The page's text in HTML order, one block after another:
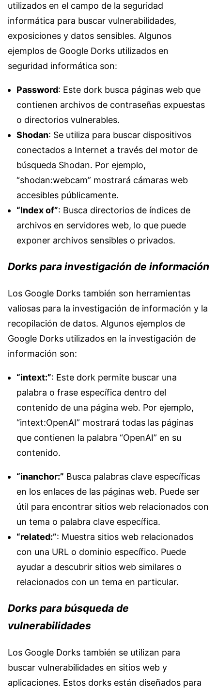
utilizados en el campo de la seguridad
informática para buscar vulnerabilidades,
exposiciones y datos sensibles. Algunos
ejemplos de Google Dorks utilizados en
seguridad informática son:
Password: Este dork busca páginas web que
contienen archivos de contraseñas expuestas
o directorios vulnerables.
Shodan: Se utiliza para buscar dispositivos
conectados a Internet a través del motor de
búsqueda Shodan. Por ejemplo,
“shodan:webcam” mostrará cámaras web
accesibles públicamente.
“Index of”: Busca directorios de índices de
archivos en servidores web, lo que puede
exponer archivos sensibles o privados.
Dorks para investigación de información
Los Google Dorks también son herramientas
valiosas para la investigación de información y la
recopilación de datos. Algunos ejemplos de
Google Dorks utilizados en la investigación de
información son:
“intext:”: Este dork permite buscar una
palabra o frase específica dentro del
contenido de una página web. Por ejemplo,
“intext:OpenAI” mostrará todas las páginas
que contienen la palabra “OpenAI” en su
contenido.
“inanchor:” Busca palabras clave específicas
en los enlaces de las páginas web. Puede ser
útil para encontrar sitios web relacionados con
un tema o palabra clave específica.
“related:”: Muestra sitios web relacionados
con una URL o dominio específico. Puede
ayudar a descubrir sitios web similares o
relacionados con un tema en particular.
Dorks para búsqueda de
vulnerabilidades
Los Google Dorks también se utilizan para
buscar vulnerabilidades en sitios web y
aplicaciones. Estos dorks están diseñados para